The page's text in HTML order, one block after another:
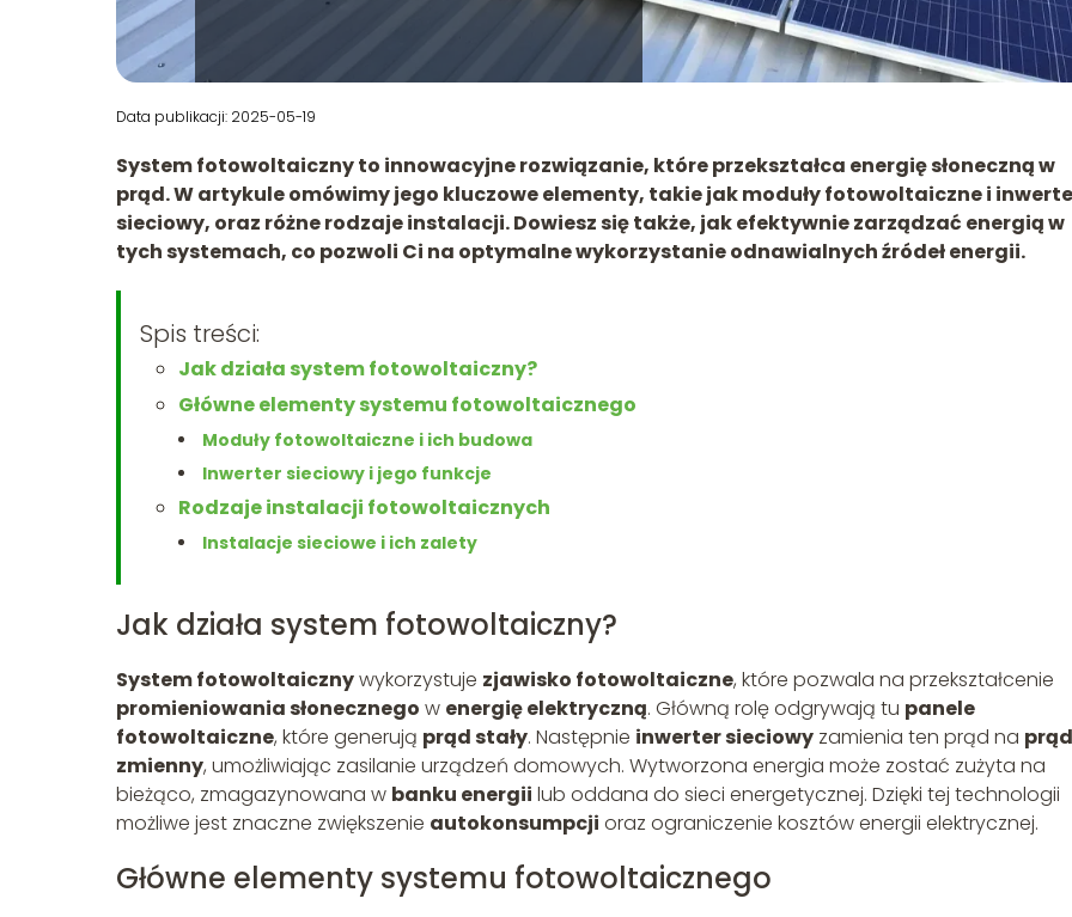
Data publikacji: 2025-05-19
System fotowoltaiczny to innowacyjne rozwiązanie, które przekształca energię słoneczną w
prąd. W artykule omówimy jego kluczowe elementy, takie jak moduły fotowoltaiczne i
sieciowy, oraz różne rodzaje instalacji. Dowiesz się także, jak efektywnie zarządzać energią w
tych systemach, co pozwoli Ci na optymalne wykorzystanie odnawialnych źródeł energii.
Spis treści:
Jak działa system fotowoltaiczny?
Główne elementy systemu fotowoltaicznego
Moduły fotowoltaiczne i ich budowa
Inwerter sieciowy i jego funkcje
Rodzaje instalacji fotowoltaicznych
Instalacje sieciowe i ich zalety
Jak działa system fotowoltaiczny?
System fotowoltaicznywykorzystuje zjawisko fotowoltaiczne, które pozwala na przekształcenie
promieniowania słonecznego w energię elektryczną. Główną rolę odgrywają tu panele
fotowoltaiczne, które generują prąd stały. Następnie inwerter sieciowy zamienia ten prąd na prąd
zmienny, umożliwiając zasilanie urządzeń domowych. Wytworzona energia może zostać zużyta na
bieżąco, zmagazynowana w banku energii lub oddana do sieci energetycznej. Dzięki tej technologii
możliwe jest znaczne zwiększenie autokonsumpcji oraz ograniczenie kosztów energii elektrycznej.
Główne elementy systemu fotowoltaicznego